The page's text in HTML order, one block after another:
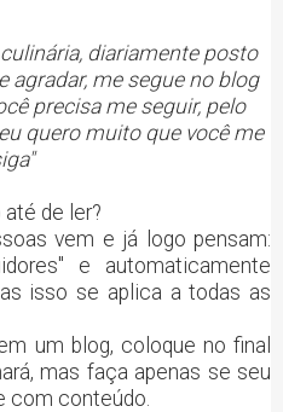
diariamente posto
agradar, me segue no blog
precisa me seguir, pelo
quero muito que você me
de ler?
vem e já logo pensam:
e automaticamente
isso se aplica a todas as
um blog, coloque no final
mas faça apenas se seu
com conteúdo.